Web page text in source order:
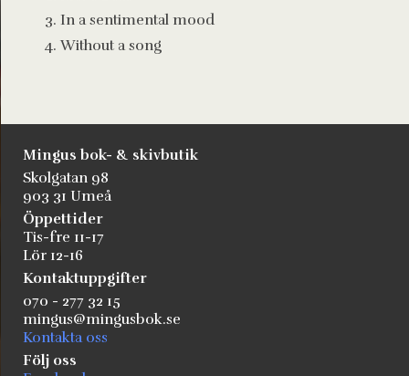
In a sentimental mood
Without a song
Mingus bok- & skivbutik
Skolgatan 98
903 31 Umeå
Öppettider
Tis-fre 11-17
Lör 12-16
Kontaktuppgifter
070 - 277 32 15
mingus@mingusbok.se
Kontakta oss
Följ oss